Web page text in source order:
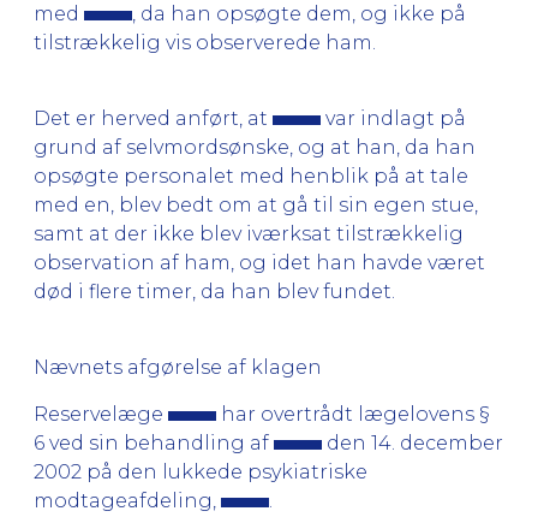
med
, da han opsøgte dem, og ikke på
tilstrækkelig vis observerede ham.
Det er herved anført, at
var indlagt på
grund af selvmordsønske, og at han, da han
opsøgte personalet med henblik på at tale
med en, blev bedt om at gå til sin egen stue,
samt at der ikke blev iværksat tilstrækkelig
observation af ham, og idet han havde været
død i flere timer, da han blev fundet.
Nævnets afgørelse af klagen
Reservelæge
har overtrådt lægelovens §
6 ved sin behandling af
den 14. december
2002 på den lukkede psykiatriske
modtageafdeling,